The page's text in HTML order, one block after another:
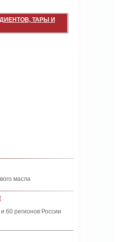
ТАРЫ И
масла
60 регионов России